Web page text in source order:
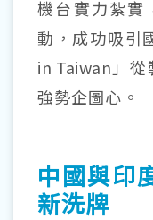
機台實力紮實
動，成功吸引
in Taiwan 」
強勢企圖心。
中國與印
新洗牌